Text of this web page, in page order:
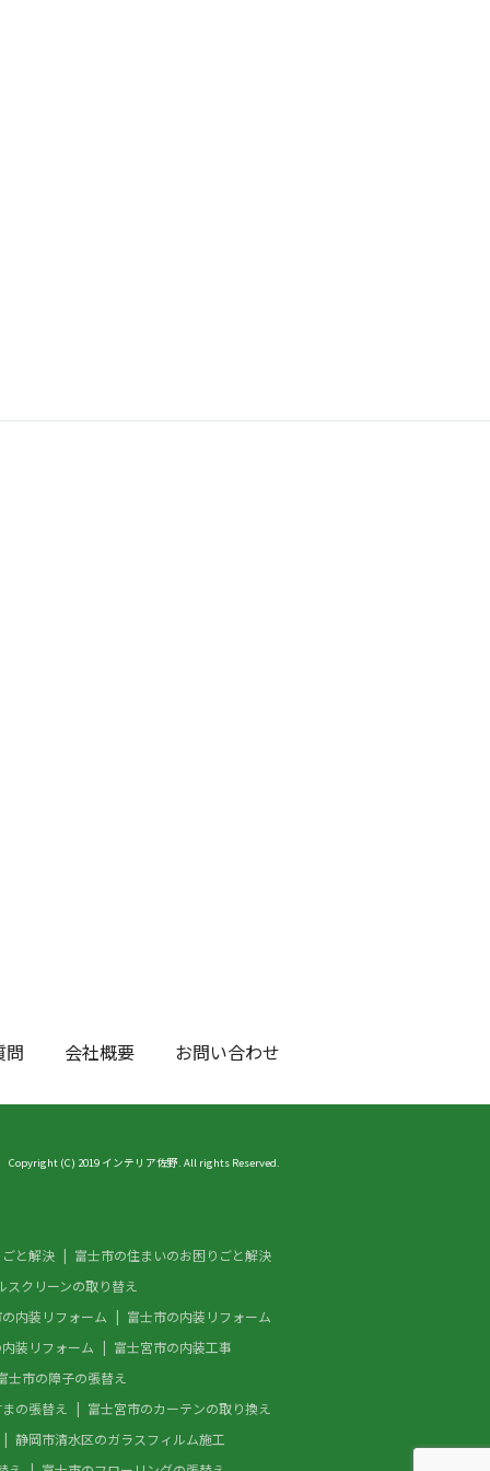
問 会社概要 お問い合わせ
Copyright (C) 2019 インテリア佐野. All rights Reserved.
と解決
富士市の住まいのお困りごと解決
スクリーンの取り替え
内装リフォーム
富士市の内装リフォーム
装リフォーム
富士宮市の内装工事
士市の障子の張替え
の張替え
富士宮市のカーテンの取り換え
静岡市清水区のガラスフィルム施工